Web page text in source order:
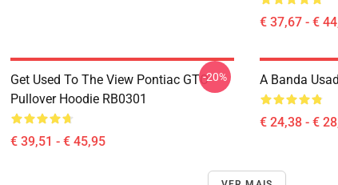
€ 37,67 - €
Get Used To The View Pontiac GTO
Pullover Hoodie RB0301
€ 39,51 - € 45,95
-20% A Banda
€ 24,38 - €